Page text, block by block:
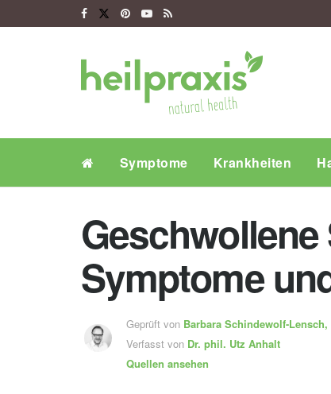
Symptome Krankheiten
Symptome
Geprüft von Barbara Schindewolf-Lensch,
Verfasst von Dr. phil. Utz Anhalt
Quellen ansehen